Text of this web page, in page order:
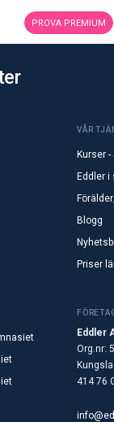
PROVA PREMIUM
VÅR
Kurser
Eddler i
Blogg
Priser
Eddler
Org.nr:
414 76